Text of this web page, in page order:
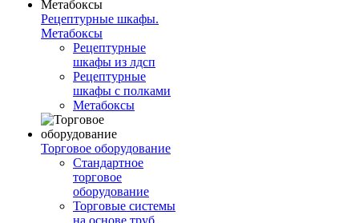
Рецептурные шкафы.
Метабоксы
Рецептурные
шкафы из лдсп
Рецептурные
шкафы с полками
Метабоксы
Торговое оборудование
Стандартное
торговое
оборудование
Торговые системы
на основе труб